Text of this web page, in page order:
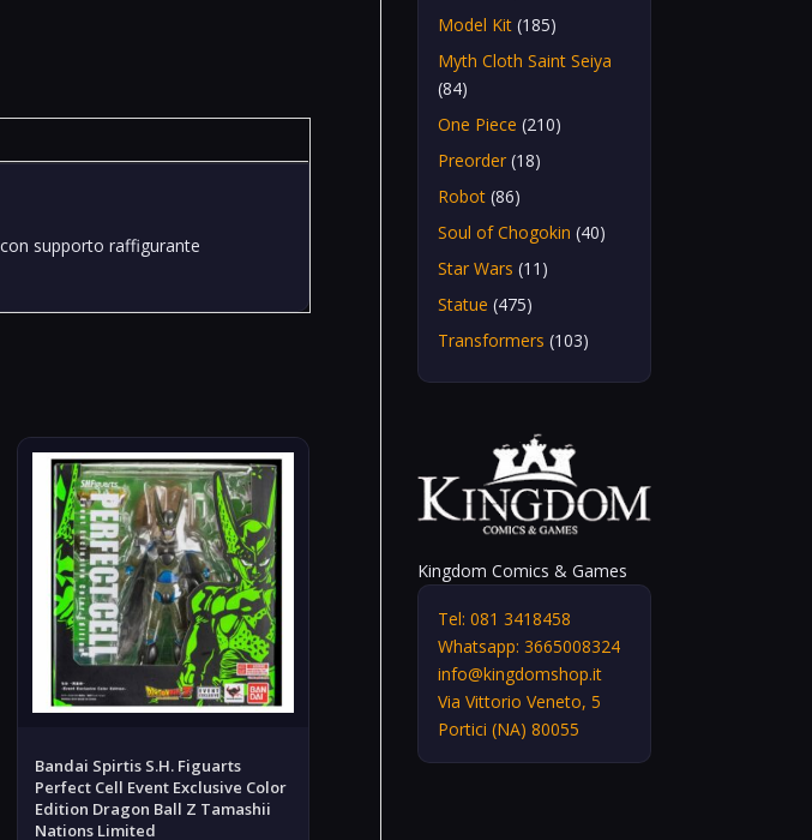
supporto raffigurante
Bandai Spirtis S.H. Figuarts
Perfect Cell Event Exclusive Color
Edition Dragon Ball Z Tamashii
Nations Limited
Model Kit (185)
Myth Cloth Saint Seiya
(84)
One Piece (210)
Preorder (18)
Robot (86)
Soul of Chogokin (40)
Star Wars (11)
Statue (475)
Transformers (103)
Kingdom Comics & Games
Tel: 081 3418458
Whatsapp: 3665008324
info@kingdomshop.it
Via Vittorio Veneto, 5
Portici (NA) 80055